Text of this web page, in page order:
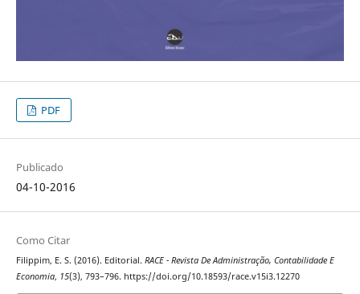
PDF
Publicado
04-10-2016
Como Citar
Filippim, E. S. (2016). Editorial. RACE - Revista De Administração, Contabilidade E
Economia, 15(3), 793–796. https://doi.org/10.18593/race.v15i3.12270